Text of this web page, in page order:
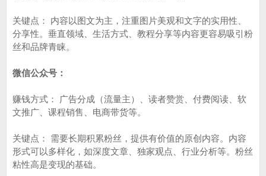
关键点： 内容以图文为主，注重图片美观和文字的实用性、
分享性。垂直领域、生活方式、教程分享等内容更容易吸引粉
丝和品牌青睐。
微信公众号：
赚钱方式： 广告分成（流量主）、读者赞赏、付费阅读、软
文推广、课程销售、电商带货等。
关键点： 需要长期积累粉丝，提供有价值的原创内容。内容
形式可以多样化，如深度文章、独家观点、行业分析等。粉丝
粘性高是变现的基础。